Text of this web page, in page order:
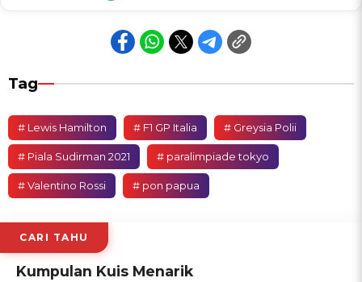
Tag
# Lewis Hamilton # F1 GP Italia # Greysia Polii
# Piala Sudirman 2021 # paralimpiade tokyo
# Valentino Rossi # pon papua
CARI TAHU
Kumpulan Kuis Menarik